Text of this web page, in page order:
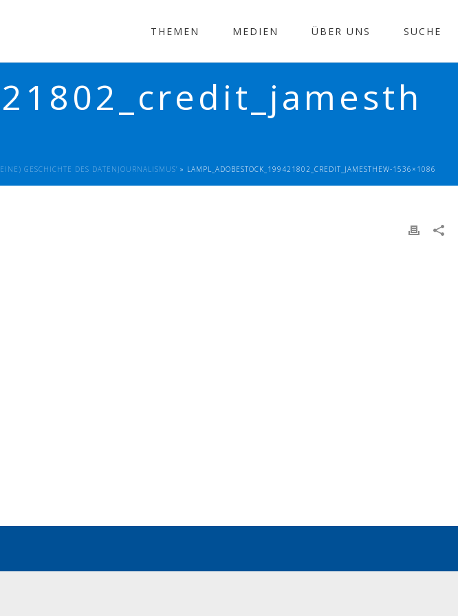
THEMEN MEDIEN ÜBER UNS SUCHE
GESCHICHTE DES DATENJOURNALISMUS’ » LAMPL_ADOBESTOCK_199421802_CREDIT_JAMESTHEW-1536×1086